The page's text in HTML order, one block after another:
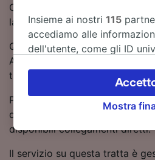
Con Trainline puoi confrontare
la soluzione più conveniente.
Quanto dura il viaggio in treno
Arlac? In media circa 35
tra Cenon e Mérignac-Arlac.
Per viaggiare da Cenon a
dovrai effettuare 1 cambio
disponibili collegamenti diretti.
Il servizio su questa tratta è
Insieme ai nostri115
accediamo alle
dell'utente, come gli ID
accettare o gestire le
clic di seguito, tra cui il
opporsi sulla base di un
dell'informativa sulla
verranno segnalate ai
Mostra